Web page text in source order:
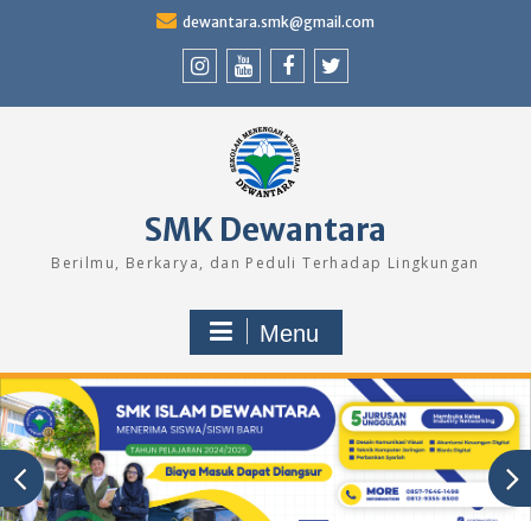
dewantara.smk@gmail.com
SMK Dewantara
Berilmu, Berkarya, dan Peduli Terhadap Lingkungan
Menu